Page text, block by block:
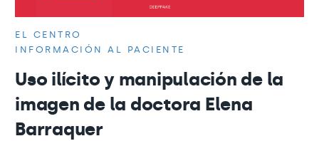
EL CENTRO
INFORMACIÓN AL PACIENTE
Uso ilícito y manipulación de la
imagen de la doctora Elena
Barraquer